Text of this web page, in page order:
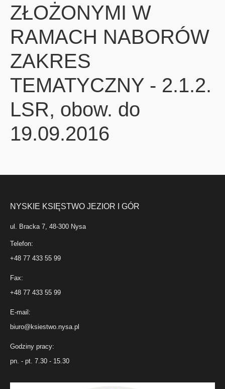
ZŁOŻONYMI W
RAMACH NABORÓW
ZAKRES
TEMATYCZNY - 2.1.2.
LSR, obow. do
19.09.2016
NYSKIE KSIĘSTWO JEZIOR I GÓR
ul. Bracka 7, 48-300 Nysa
Telefon:
+48 77 433 55 99
Fax:
+48 77 433 55 99
E-mail:
biuro@ksiestwo.nysa.pl
Godziny pracy:
pn. - pt. 7.30 - 15.30